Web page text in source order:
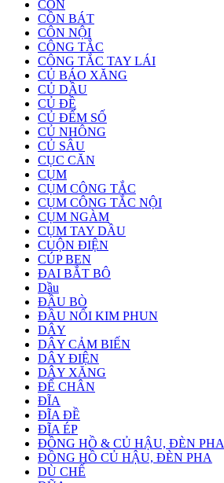
CÔN
CỒN BÁT
CÔN NỘI
CÔNG TẮC
CÔNG TẮC TAY LÁI
CỦ BÁO XĂNG
CỦ DẦU
CỦ ĐỀ
CỦ ĐẾM SỐ
CỦ NHÔNG
CỦ SÂU
CỤC CĂN
CỤM
CỤM CÔNG TẮC
CỤM CÔNG TẮC NỘI
CỤM NGÀM
CỤM TAY DẦU
CUỘN ĐIỆN
CÚP BEN
ĐAI BẮT BÔ
Dầu
ĐẦU BÒ
ĐẦU NỐI KIM PHUN
DÂY
DÂY CẢM BIẾN
DÂY ĐIỆN
DÂY XĂNG
ĐỂ CHÂN
ĐĨA
ĐĨA ĐỀ
ĐĨA ÉP
ĐỒNG HỒ & CỦ HẬU, ĐÈN PHA
ĐỒNG HỒ CỦ HẬU, ĐÈN PHA
DÙ CHẾ